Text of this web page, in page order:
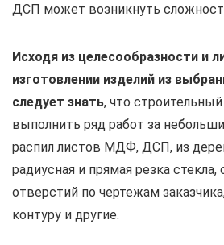
ДСП может возникнуть
Исходя из целесообразности и
изготовлении изделий из
следует знать, что
выполнить ряд работ за
распил листов МДФ, ДСП, из
радиусная и прямая резка стекла,
отверстий по чертежам
контуру и другие.